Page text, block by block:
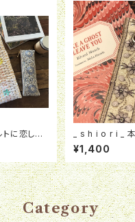
に恋してn
・book
トキルト
_ s h i o r i _
【ブックマーカー】
¥1,400
Category